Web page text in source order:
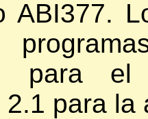
ABI377.
para
2.1 para